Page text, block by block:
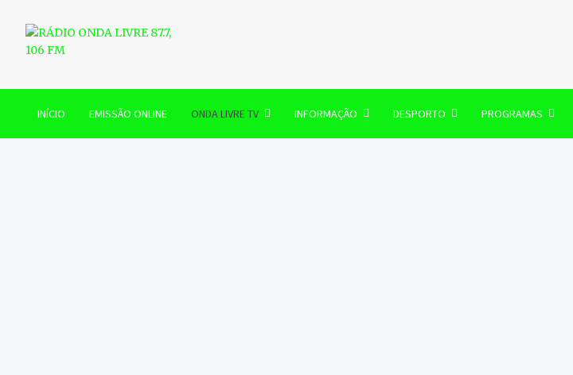
content
RÁDIO ONDA LIVRE 87.7, 106 FM
INÍCIO EMISSÃO ONLINE ONDA LIVRE TV INFORMAÇÃO DESPORTO PROGRAMAS